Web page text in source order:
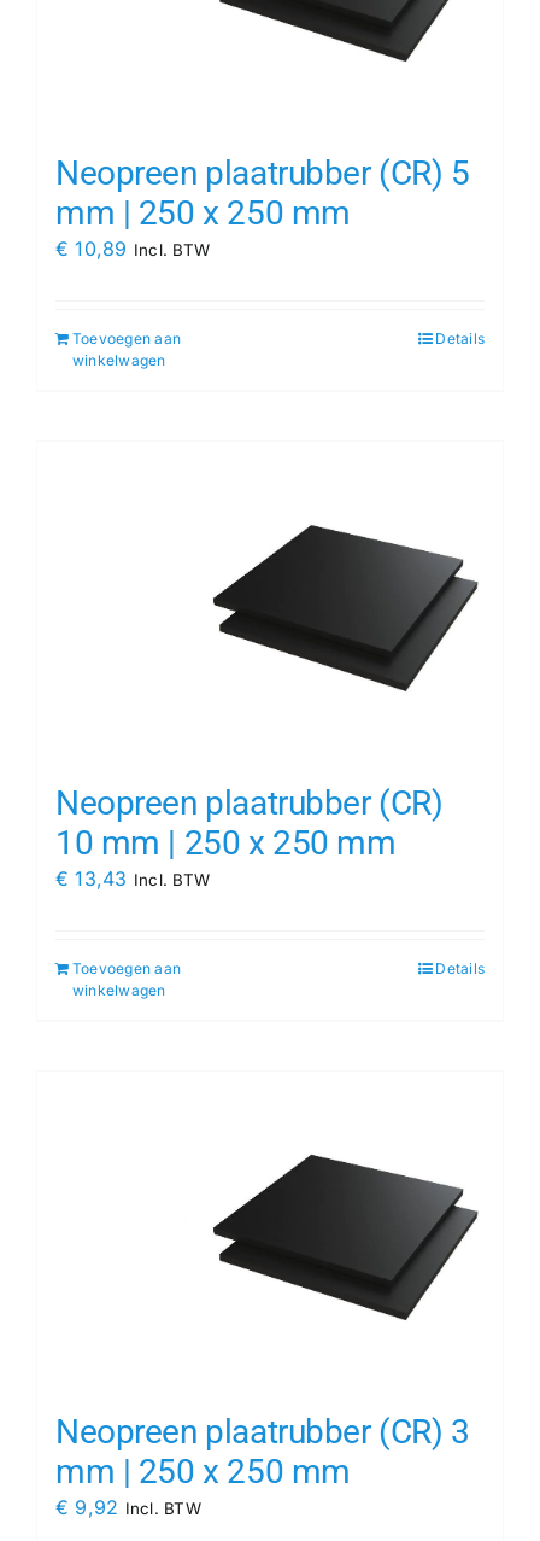
Neopreen plaatrubber (CR) 5
mm | 250 x 250 mm
€ 10,89 Incl. BTW
Toevoegen aan
winkelwagen
Details
Neopreen plaatrubber (CR)
10 mm | 250 x 250 mm
€ 13,43 Incl. BTW
Toevoegen aan
winkelwagen
Details
Neopreen plaatrubber (CR) 3
mm | 250 x 250 mm
€ 9,92 Incl. BTW